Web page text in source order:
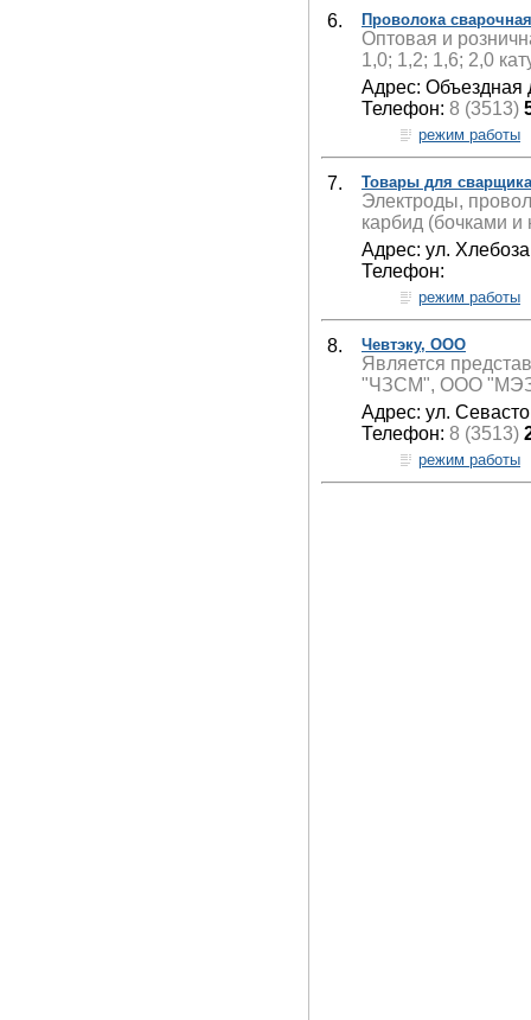
6. Проволока
Оптовая и
1,0; 1,2; 1,6; 2,0
Адрес: Объездная
Телефон: 8 (3513)
режим работы
7. Товары для
Электроды,
карбид (бочками и
Адрес: ул.
Телефон:
режим работы
8. Чевтэку, ООО
Является
"ЧЗСМ", ООО
Адрес: ул.
Телефон: 8 (3513)
режим работы